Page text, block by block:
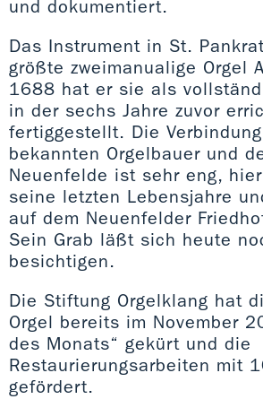
und dokumentiert.
Das Instrument in St.
größte zweimanualige Orgel
1688 hat er sie als
in der sechs Jahre zuvor
fertiggestellt. Die
bekannten Orgelbauer und
Neuenfelde ist sehr eng,
seine letzten Lebensjahre
auf dem Neuenfelder
Sein Grab läßt sich heute
besichtigen.
Die Stiftung Orgelklang hat
Orgel bereits im November
des Monats“ gekürt und die
Restaurierungsarbeiten mit
gefördert.